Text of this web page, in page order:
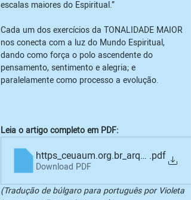
escalas maiores do Espiritual.”
Cada um dos exercícios da TONALIDADE MAIOR
nos conecta com a luz do Mundo Espiritual,
dando como força o polo ascendente do
pensamento, sentimento e alegria; e
paralelamente como processo a evolução.
Leia o artigo completo em PDF:
.pdf
Download PDF
(Tradução de búlgaro para português por Violeta